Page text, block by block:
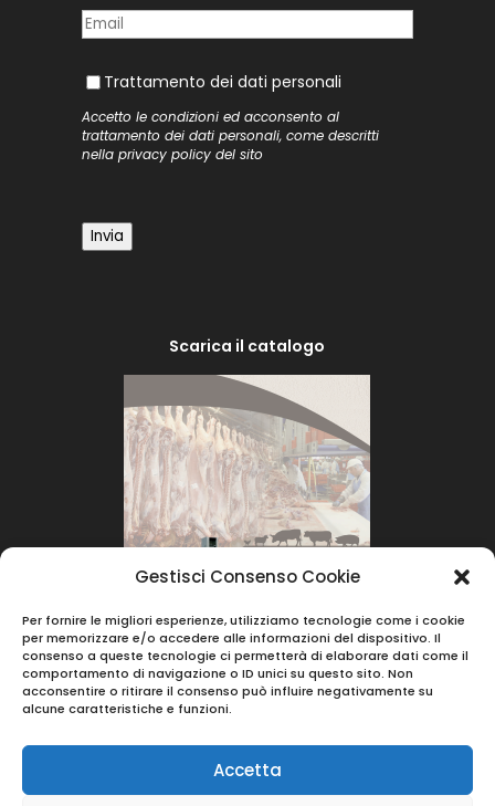
Gestisci Consenso Cookie
Per fornire le migliori esperienze, utilizziamo tecnologie come i cookie
per memorizzare e/o accedere alle informazioni del dispositivo. Il
consenso a queste tecnologie ci permetterà di elaborare dati come il
comportamento di navigazione o ID unici su questo sito. Non
acconsentire o ritirare il consenso può influire negativamente su
alcune caratteristiche e funzioni.
Accetta
Posta elettronica
Trattamento dei dati personali
Trattamento dei dati personali
Accetto le condizioni ed acconsento al
trattamento dei dati personali, come descritti
nella privacy policydel sito
Invia
Scarica il catalogo